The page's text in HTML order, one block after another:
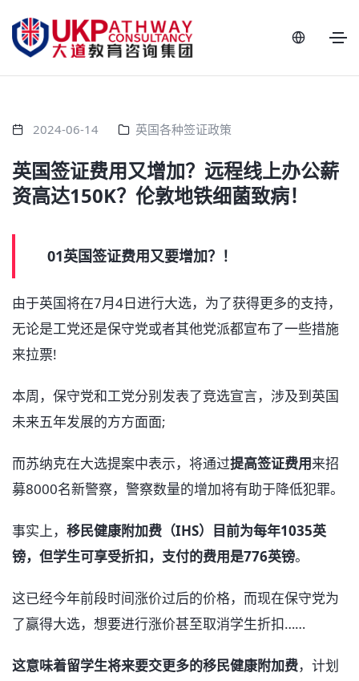
2024-06-14 英国各种签证政策
英国签证费用又增加？远程线上办公薪
资高达150K？伦敦地铁细菌致病！
01英国签证费用又要增加？！
由于英国将在7月4日进行大选，为了获得更多的支持，
无论是工党还是保守党或者其他党派都宣布了一些措施
来拉票!
本周，保守党和工党分别发表了竞选宣言，涉及到英国
未来五年发展的方方面面;
而苏纳克在大选提案中表示，将通过提高签证费用来招
募8000名新警察，警察数量的增加将有助于降低犯罪。
事实上， 移民健康附加费（IHS）目前为每年1035英
镑，但学生可享受折扣，支付的费用是776英镑。
这已经今年前段时间涨价过后的价格，而现在保守党为
了赢得大选，想要进行涨价甚至取消学生折扣……
这意味着留学生将来要交更多的移民健康附加费，计划